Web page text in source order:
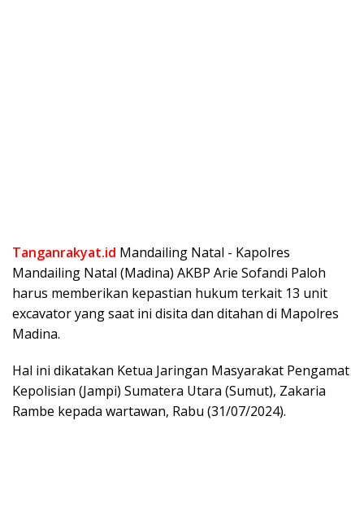
Tanganrakyat.id Mandailing Natal ⁠- Kapolres
Mandailing Natal (Madina) AKBP Arie Sofandi Paloh
harus memberikan kepastian hukum terkait 13 unit
excavator yang saat ini disita dan ditahan di Mapolres
Madina.
Hal ini dikatakan Ketua Jaringan Masyarakat Pengamat
Kepolisian (Jampi) Sumatera Utara (Sumut), Zakaria
Rambe kepada wartawan, Rabu (31/07/2024).